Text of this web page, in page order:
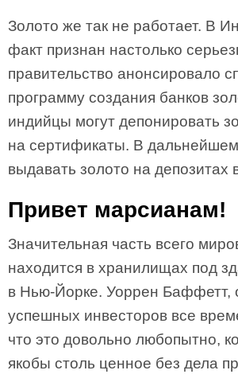
Золото же так не работает. В
факт признан настолько
правительство анонсировало
программу создания банков
индийцы могут депонировать
на сертификаты. В
выдавать золото на депозитах
Привет марсианам!
Значительная часть всего
находится в хранилищах под
в Нью-Йорке. Уоррен Баффетт,
успешных инвесторов все
что это довольно любопытно,
якобы столь ценное без дела